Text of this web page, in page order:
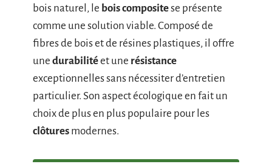
bois naturel, le bois compositese présente
comme une solution viable. Composé de
fibres de bois et de résines plastiques, il offre
une durabilitéet une résistance
exceptionnelles sans nécessiter d’entretien
particulier. Son aspect écologique en fait un
choix de plus en plus populaire pour les
clôtures modernes.